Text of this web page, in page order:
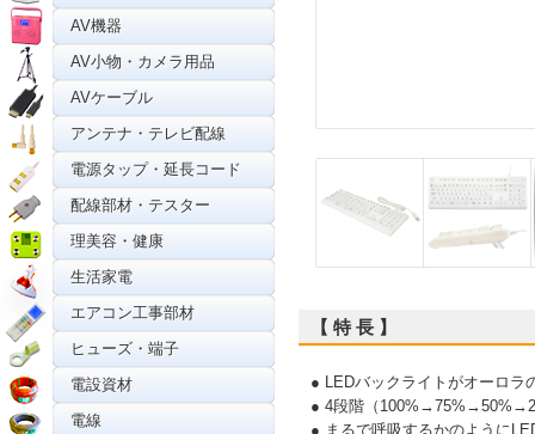
AV機器
AV小物・カメラ用品
AVケーブル
アンテナ・テレビ配線
電源タップ・延長コード
配線部材・テスター
理美容・健康
生活家電
エアコン工事部材
ヒューズ・端子
電設資材
電線
【 特 長 】
● LEDバックライトがオーロラ
● 4段階（
● まるで呼吸するかのように